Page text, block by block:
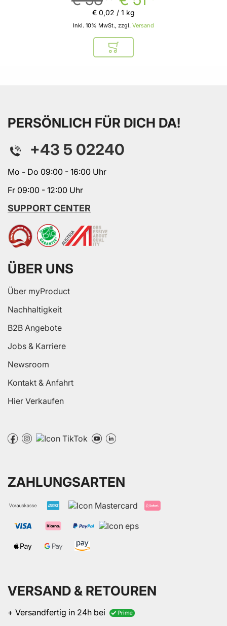
Inkl. 10% MwSt., zzgl. Versand
€ 0,02 / 1 kg
In den Warenkorb
PERSÖNLICH FÜR DICH DA!
+43 5 02240
Mo - Do 09:00 - 16:00 Uhr
Fr 09:00 - 12:00 Uhr
SUPPORT CENTER
ÜBER UNS
Über myProduct
Nachhaltigkeit
B2B Angebote
Jobs & Karriere
Newsroom
Kontakt & Anfahrt
Hier Verkaufen
ZAHLUNGSARTEN
VERSAND & RETOUREN
+ Versandfertig in 24h bei